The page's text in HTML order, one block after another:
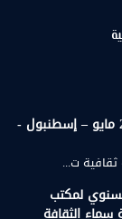
زيارة علمية إلى جامعة مرمرة وجامعة إسطنبول 29 مايو – إسطنبول -
ت...
لمكتب
الثقافة